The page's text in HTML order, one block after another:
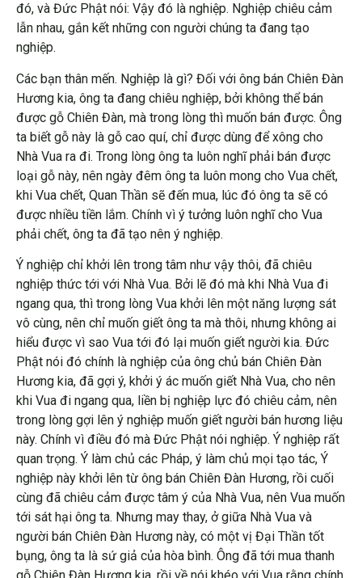
đó, và Đức Phật nói: Vậy đó là nghiệp. Nghiệp chiêu cảm
lẫn nhau, gắn kết những con người chúng ta đang tạo
nghiệp.
Các bạn thân mến. Nghiệp là gì? Đối với ông bán Chiên Đàn
Hương kia, ông ta đang chiêu nghiệp, bởi không thể bán
được gỗ Chiên Đàn, mà trong lòng thì muốn bán được. Ông
ta biết gỗ này là gỗ cao quí, chỉ được dùng để xông cho
Nhà Vua ra đi. Trong lòng ông ta luôn nghĩ phải bán được
loại gỗ này, nên ngày đêm ông ta luôn mong cho Vua chết,
khi Vua chết, Quan Thần sẽ đến mua, lúc đó ông ta sẽ có
được nhiều tiền lắm. Chính vì ý tưởng luôn nghĩ cho Vua
phải chết, ông ta đã tạo nên ý nghiệp.
Ý nghiệp chỉ khởi lên trong tâm như vậy thôi, đã chiêu
nghiệp thức tới với Nhà Vua. Bởi lẽ đó mà khi Nhà Vua đi
ngang qua, thì trong lòng Vua khởi lên một năng lượng sát
vô cùng, nên chỉ muốn giết ông ta mà thôi, nhưng không ai
hiểu được vì sao Vua tới đó lại muốn giết người kia. Đức
Phật nói đó chính là nghiệp của ông chủ bán Chiên Đàn
Hương kia, đã gợi ý, khởi ý ác muốn giết Nhà Vua, cho nên
khi Vua đi ngang qua, liền bị nghiệp lực đó chiêu cảm, nên
trong lòng gợi lên ý nghiệp muốn giết người bán hương liệu
này. Chính vì điều đó mà Đức Phật nói nghiệp. Ý nghiệp rất
quan trọng. Ý làm chủ các Pháp, ý làm chủ mọi tạo tác, Ý
nghiệp này khởi lên từ ông bán Chiên Đàn Hương, rồi cuối
cùng đã chiêu cảm được tâm ý của Nhà Vua, nên Vua muốn
tới sát hại ông ta. Nhưng may thay, ở giữa Nhà Vua và
người bán Chiên Đàn Hương này, có một vị Đại Thần tốt
bụng, ông ta là sứ giả của hòa bình. Ông đã tới mua thanh